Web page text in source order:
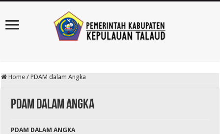
Home / PDAM dalam Angka
PDAM dalam Angka
PDAM DALAM ANGKA